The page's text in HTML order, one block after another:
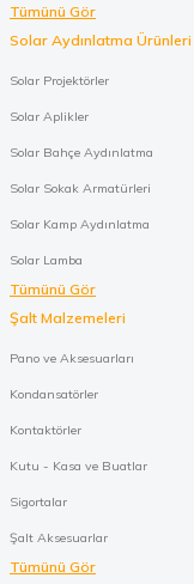
Tümünü Gör
Solar Aydınlatma Ürünleri
Solar Projektörler
Solar Aplikler
Solar Bahçe Aydınlatma
Solar Sokak Armatürleri
Solar Kamp Aydınlatma
Solar Lamba
Tümünü Gör
Şalt Malzemeleri
Pano ve Aksesuarları
Kondansatörler
Kontaktörler
Kutu - Kasa ve Buatlar
Sigortalar
Şalt Aksesuarlar
Tümünü Gör